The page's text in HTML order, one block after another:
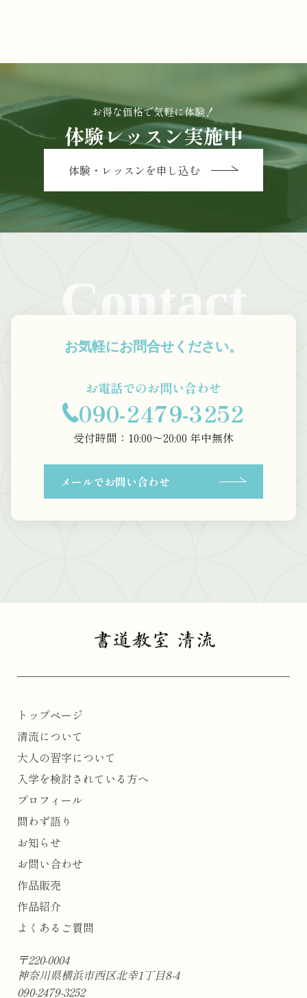
お得な価格で気軽に体験！
体験レッスン実施中
体験・レッスンを申し込む
Contact
お気軽にお問合せください。
お電話でのお問い合わせ
090-2479-3252
受付時間：10:00〜20:00 年中無休
メールでお問い合わせ
トップページ
清流について
大人の習字について
入学を検討されている方へ
プロフィール
問わず語り
お知らせ
お問い合わせ
作品販売
作品紹介
よくあるご質問
〒220-0004
神奈川県横浜市西区北幸1丁目8-4
090-2479-3252